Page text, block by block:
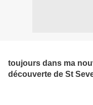
toujours dans ma
découverte de St